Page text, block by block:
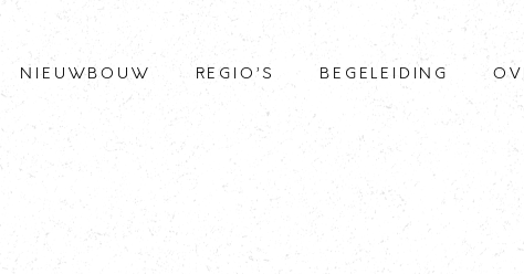
NIEUWBOUW REGIO’S BEGELEIDING